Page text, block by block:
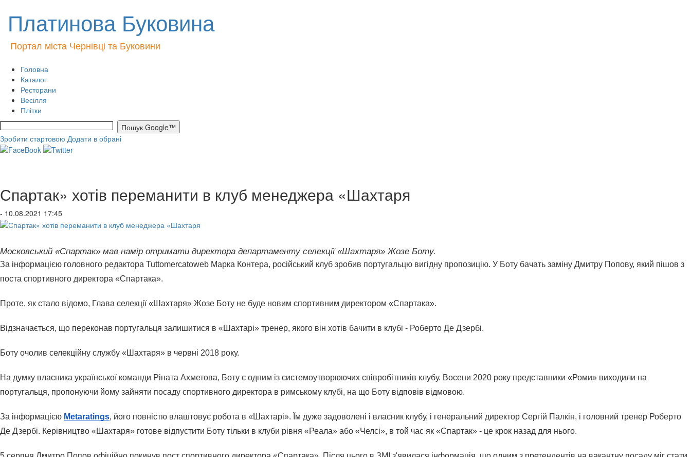
Платинова Буковина
Портал міста Чернівці та Буковини
Головна
Каталог
Ресторани
Весілля
Плітки
Зробити стартовою Додати в обрані
Спартак» хотів переманити в клуб менеджера «Шахтаря
- 10.08.2021 17:45
Московський «Спартак» мав намір отримати директора департаменту селекції «Шахтаря» Жозе Боту.
За інформацією головного редактора Tuttomercatoweb Марка Контера, російський клуб зробив португальцю вигідну пропозицію. У Боту бачать заміну Дмитру Попову, який пішов з
поста спортивного директора «Спартака».
Проте, як стало відомо, Глава селекції «Шахтаря» Жозе Боту не буде новим спортивним директором «Спартака».
Відзначається, що переконав португальця залишитися в «Шахтарі» тренер, якого він хотів бачити в клубі - Роберто Де Дзербі.
Боту очолив селекційну службу «Шахтаря» в червні 2018 року.
На думку власника української команди Ріната Ахметова, Боту є одним із системоутворюючих співробітників клубу. Восени 2020 року представники «Роми» виходили на
португальця, пропонуючи йому зайняти посаду спортивного директора в римському клубі, на що Боту відповів відмовою.
За інформацією Metaratings, його повністю влаштовує робота в «Шахтарі». Їм дуже задоволені і власник клубу, і генеральний директор Сергій Палкін, і головний тренер Роберто
Де Дзербі. Керівництво «Шахтаря» готове відпустити Боту тільки в клуби рівня «Реала» або «Челсі», в той час як «Спартак» - це крок назад для нього.